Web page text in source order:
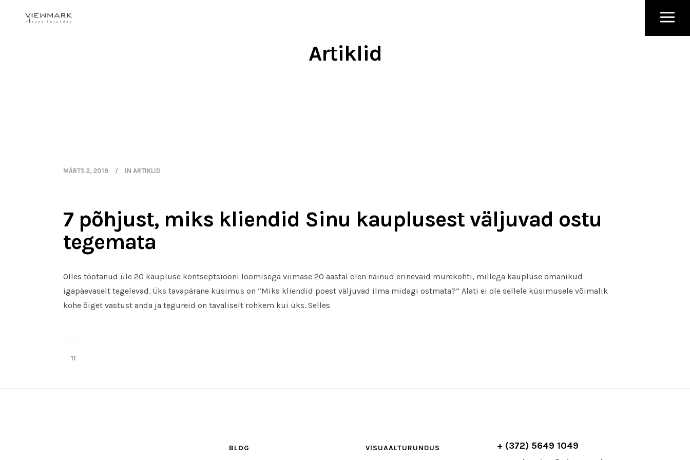
Artiklid
MÄRTS 2, 2019 IN ARTIKLID
7 põhjust, miks kliendid Sinu kauplusest väljuvad ostu
tegemata
Olles töötanud üle 20 kaupluse kontseptsiooni loomisega viimase 20 aastal olen näinud erinevaid murekohti, millega kaupluse omanikud
igapäevaselt tegelevad. Üks tavapärane küsimus on “Miks kliendid poest väljuvad ilma midagi ostmata?” Alati ei ole sellele küsimusele võimalik
kohe õiget vastust anda ja tegureid on tavaliselt rohkem kui üks. Selles
11
BLOG VISUAALTURUNDUS
+ (372) 5649 1049